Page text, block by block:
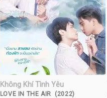
Không Khí Tình Yêu
LOVE IN THE AIR (2022)